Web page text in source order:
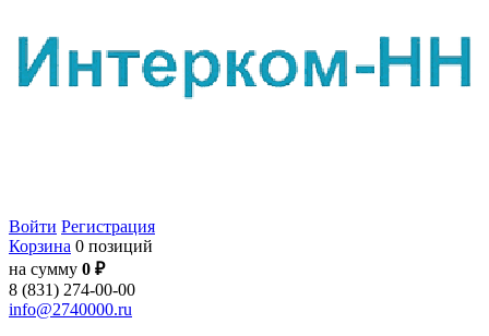
Войти Регистрация
Корзина 0 позиций
на сумму 0 ₽
8 (831) 274-00-00
info@2740000.ru